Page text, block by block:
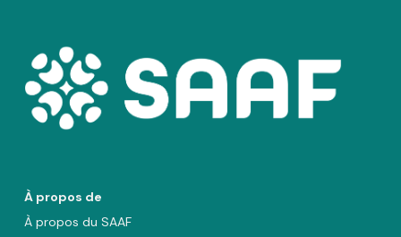
À propos de
À propos du SAAF